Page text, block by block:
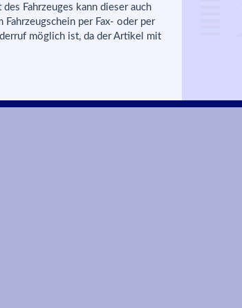
Fahrzeuges kann dieser auch
per Fax- oder per
möglich ist, da der Artikel mit